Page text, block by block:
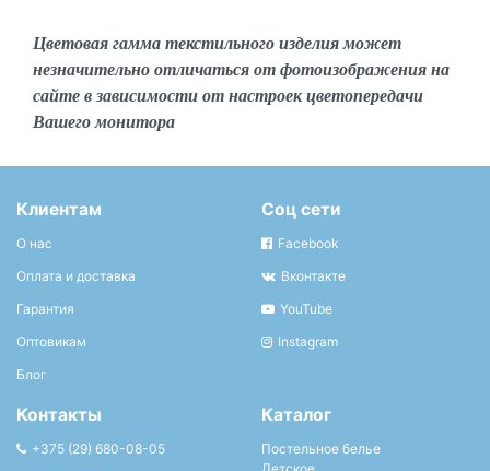
Цветовая гамма текстильного изделия может
незначительно отличаться от фотоизображения на
сайте в зависимости от настроек цветопередачи
Вашего монитора
Клиентам
О нас
Оплата и доставка
Гарантия
Оптовикам
Блог
Соц сети
Facebook
Вконтакте
YouTube
Instagram
Контакты
+375 (29) 680-08-05
Каталог
Постельное белье